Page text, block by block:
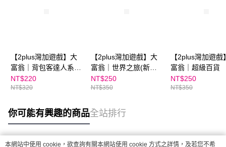
【2plus灣加遊戲】大
富翁｜背包客達人系
列-台灣走透透
NT$220
NT$320
【2plus灣加遊戲】大
富翁｜世界之旅(新超
萌)
NT$250
NT$350
【2plus灣加遊戲
富翁｜超級百貨
NT$250
NT$350
你可能有興趣的商品全站排行
本網站中使用 cookie，欲查詢有關本網站使用 cookie 方式之詳情，及若您不希